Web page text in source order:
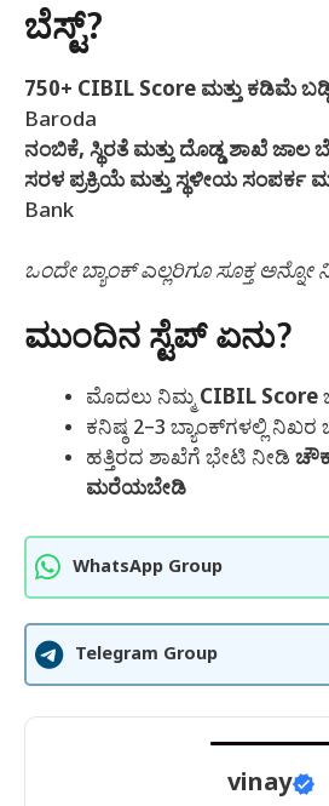
ಬೆಸ್ಟ್?
750+ CIBIL Score ಮತ್ತು ಕಡಿಮೆ
Baroda
ನಂಬಿಕೆ, ಸ್ಥಿರತೆ ಮತ್ತು ದೊಡ್ಡ ಶಾಖೆ ಜಾಲ
ಸರಳ ಪ್ರಕ್ರಿಯೆ ಮತ್ತು ಸ್ಥಳೀಯ ಸಂಪರ್ಕ
Bank
ಒಂದೇ ಬ್ಯಾಂಕ್ ಎಲ್ಲರಿಗೂ ಸೂಕ್ತ
ಮುಂದಿನ ಸ್ಟೆಪ್ ಏನು?
ಮೊದಲು ನಿಮ್ಮCIBIL Score
ಕನಿಷ್ಠ 2–3 ಬ್ಯಾಂಕ್‌ಗಳಲ್ಲಿ ನಿಖರ
ಹತ್ತಿರದ ಶಾಖೆಗೆ ಭೇಟಿ ನೀಡಿ
ಮರೆಯಬೇಡಿ
WhatsApp Group
Telegram Group
vinay